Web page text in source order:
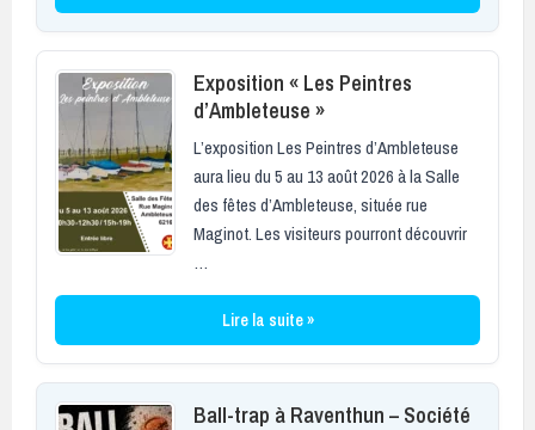
Exposition « Les Peintres
d’Ambleteuse »
L’exposition Les Peintres d’Ambleteuse
aura lieu du 5 au 13 août 2026 à la Salle
des fêtes d’Ambleteuse, située rue
Maginot. Les visiteurs pourront découvrir
…
Lire la suite »
Ball-trap à Raventhun – Société